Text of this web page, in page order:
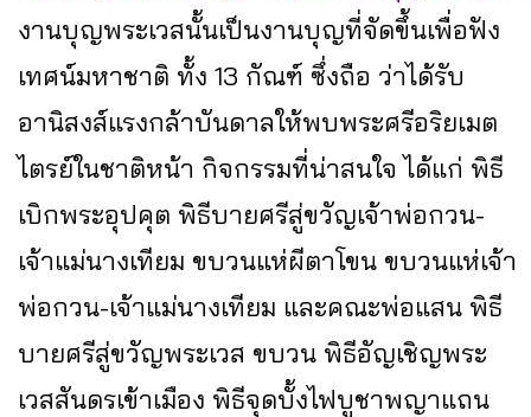
งานบุญพระเวสนั้นเป็นงานบุญที่จัดขึ้นเพื่อฟัง
เทศน์มหาชาติ ทั้ง 13 กัณฑ์ ซึ่งถือ ว่าได้รับ
อานิสงส์แรงกล้าบันดาลให้พบพระศรีอริยเมต
ไตรย์ในชาติหน้า กิจกรรมที่น่าสนใจ ได้แก่ พิธี
เบิกพระอุปคุต พิธีบายศรีสู่ขวัญเจ้าพ่อกวน-
เจ้าแม่นางเทียม ขบวนแห่ผีตาโขน ขบวนแห่เจ้า
พ่อกวน-เจ้าแม่นางเทียม และคณะพ่อแสน พิธี
บายศรีสู่ขวัญพระเวส ขบวน พิธีอัญเชิญพระ
เวสสันดรเข้าเมือง พิธีจุดบั้งไฟบูชาพญาแถน